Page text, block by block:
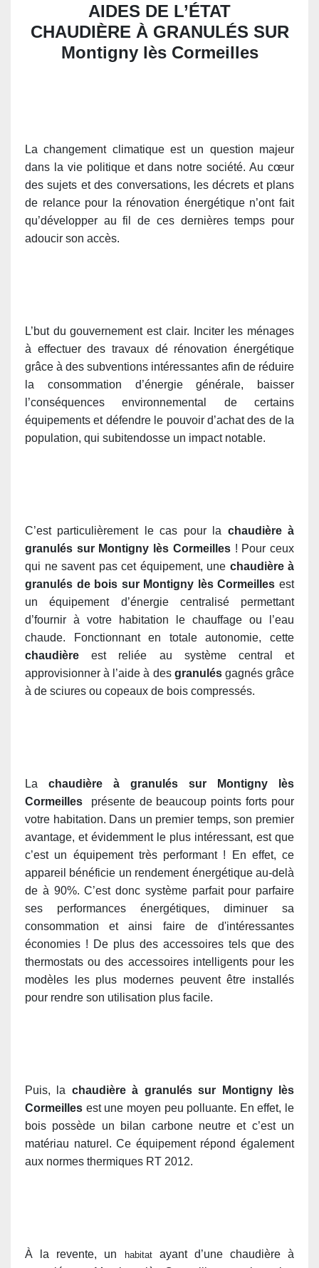
AIDES DE L’ÉTAT
CHAUDIÈRE À GRANULÉS SUR
Montigny lès Cormeilles
La changement climatique est un question majeur
dans la vie politique et dans notre société. Au cœur
des sujets et des conversations, les décrets et plans
de relance pour la rénovation énergétique n’ont fait
qu’développer au fil de ces dernières temps pour
adoucir son accès.
L’but du gouvernement est clair. Inciter les ménages
à effectuer des travaux dé rénovation énergétique
grâce à des subventions intéressantes afin de réduire
la consommation d’énergie générale, baisser
l’conséquences environnemental de certains
équipements et défendre le pouvoir d’achat des de la
population, qui subitendosse un impact notable.
C’est particulièrement le cas pour la chaudière à
granulés sur Montigny lès Cormeilles! Pour ceux
qui ne savent pas cet équipement, une chaudière à
granulés de bois sur Montigny lès Cormeilles est
un équipement d’énergie centralisé permettant
d’fournir à votre habitation le chauffage ou l’eau
chaude. Fonctionnant en totale autonomie, cette
chaudière est reliée au système central et
approvisionner à l’aideà des granulésgagnés grâce
à de sciures ou copeaux de bois compressés.
La chaudière à granulés sur Montigny lès
Cormeilles
présente de beaucoup points forts pour
votre habitation. Dans un premier temps, son premier
avantage, et évidemment le plus intéressant, est que
c’est un équipement très performant ! En effet, ce
appareil bénéficie un rendement énergétique au-delà
de à 90%. C’est donc système parfait pour parfaire
ses performances énergétiques, diminuer sa
consommation et ainsi faire de d'intéressantes
économies ! De plus des accessoires tels que des
thermostats ou des accessoires intelligents pour les
modèles les plus modernes peuvent être installés
pour rendre son utilisation plus facile.
Puis, la chaudière à granulés sur Montigny lès
Cormeilles est une moyen peu polluante. En effet, le
bois possède un bilan carbone neutre et c’est un
matériau naturel. Ce équipement répond également
aux normes thermiques RT 2012.
À la revente, un habitat ayant d’une chaudière à